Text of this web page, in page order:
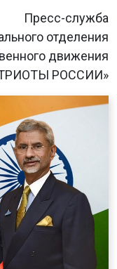
Пресс-служба
отделения
движения
РОССИИ»